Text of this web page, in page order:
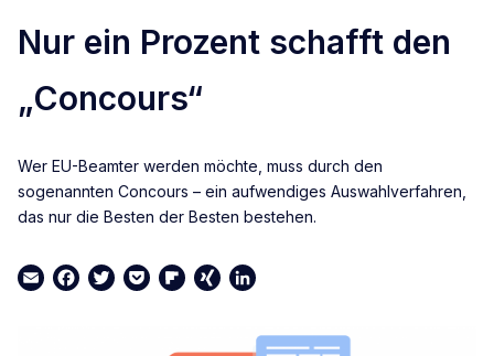
Nur ein Prozent schafft den
„Concours“
Wer EU-Beamter werden möchte, muss durch den
sogenannten Concours – ein aufwendiges Auswahlverfahren,
das nur die Besten der Besten bestehen.
EmailFacebook
TwitterPocketFlipboard
XINGLinkedIn